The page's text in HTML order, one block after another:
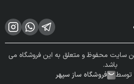
سایت محفوظ و متعلق به این فروشگاه می
باشد.
توسط
فروشگاه ساز سپهر